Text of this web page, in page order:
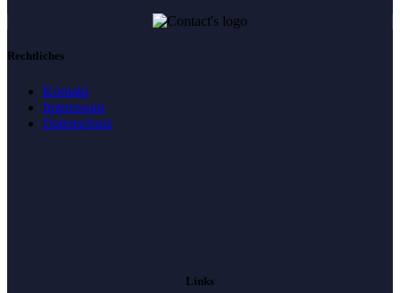
Rechtliches
Kontakt
Impressum
Datenschutz
Links